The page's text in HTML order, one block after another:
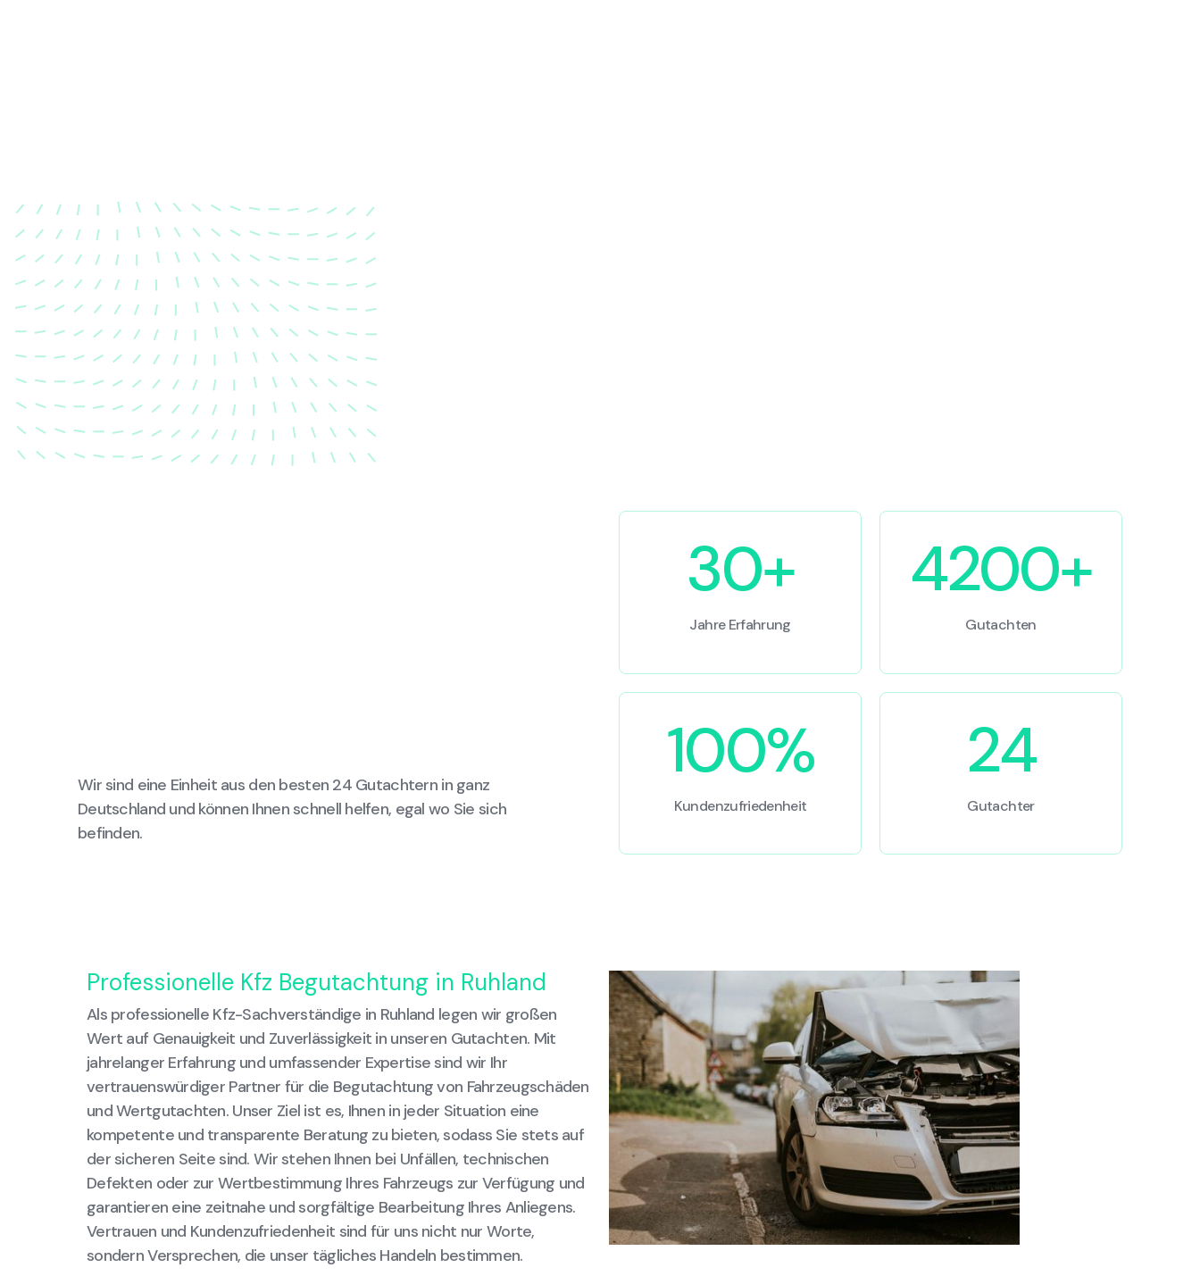
Karosserievermessung
Unsere exakte Karosserievermessung stellt
einem Unfall wieder in ihren ursprünglichen
Zustand gebracht wird.
Wir sind eine Einheit aus den besten 24 Gutachtern in ganz
Deutschland und können Ihnen schnell helfen, egal wo Sie sich
befinden.
30+
Jahre Erfahrung
4200+
Gutachten
100%
Kundenzufriedenheit
24
Gutachter
Professionelle Kfz Begutachtung in Ruhland
Als professionelle Kfz-Sachverständige in Ruhland legen wir großen
Wert auf Genauigkeit und Zuverlässigkeit in unseren Gutachten. Mit
jahrelanger Erfahrung und umfassender Expertise sind wir Ihr
vertrauenswürdiger Partner für die Begutachtung von Fahrzeugschäden
und Wertgutachten. Unser Ziel ist es, Ihnen in jeder Situation eine
kompetente und transparente Beratung zu bieten, sodass Sie stets auf
der sicheren Seite sind. Wir stehen Ihnen bei Unfällen, technischen
Defekten oder zur Wertbestimmung Ihres Fahrzeugs zur Verfügung und
garantieren eine zeitnahe und sorgfältige Bearbeitung Ihres Anliegens.
Vertrauen und Kundenzufriedenheit sind für uns nicht nur Worte,
sondern Versprechen, die unser tägliches Handeln bestimmen.